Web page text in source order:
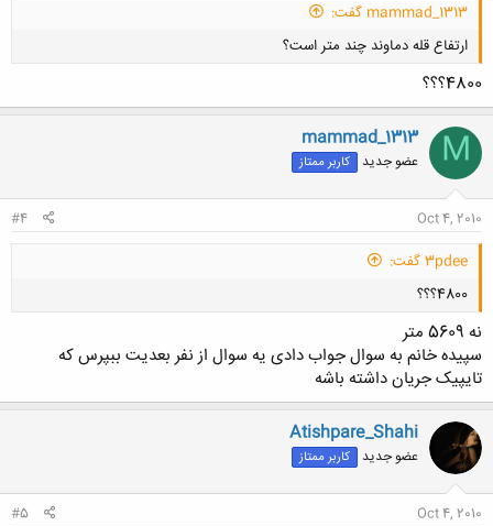
mammad_1313 گفت:
ارتفاع قله دماوند چند متر است؟
4800؟؟؟
M
mammad_1313
عضو جدید کاربر ممتاز
Oct 4, 2010
#4
3pdee گفت:
4800؟؟؟
کلیک کنید تا باز شود...
نه 5609 متر
سپیده خانم به سوال جواب دادی یه سوال از نفر بعدیت ببپرس که
تایپیک جریان داشته باشه
Atishpare_Shahi
عضو جدید کاربر ممتاز
Oct 4, 2010
#5